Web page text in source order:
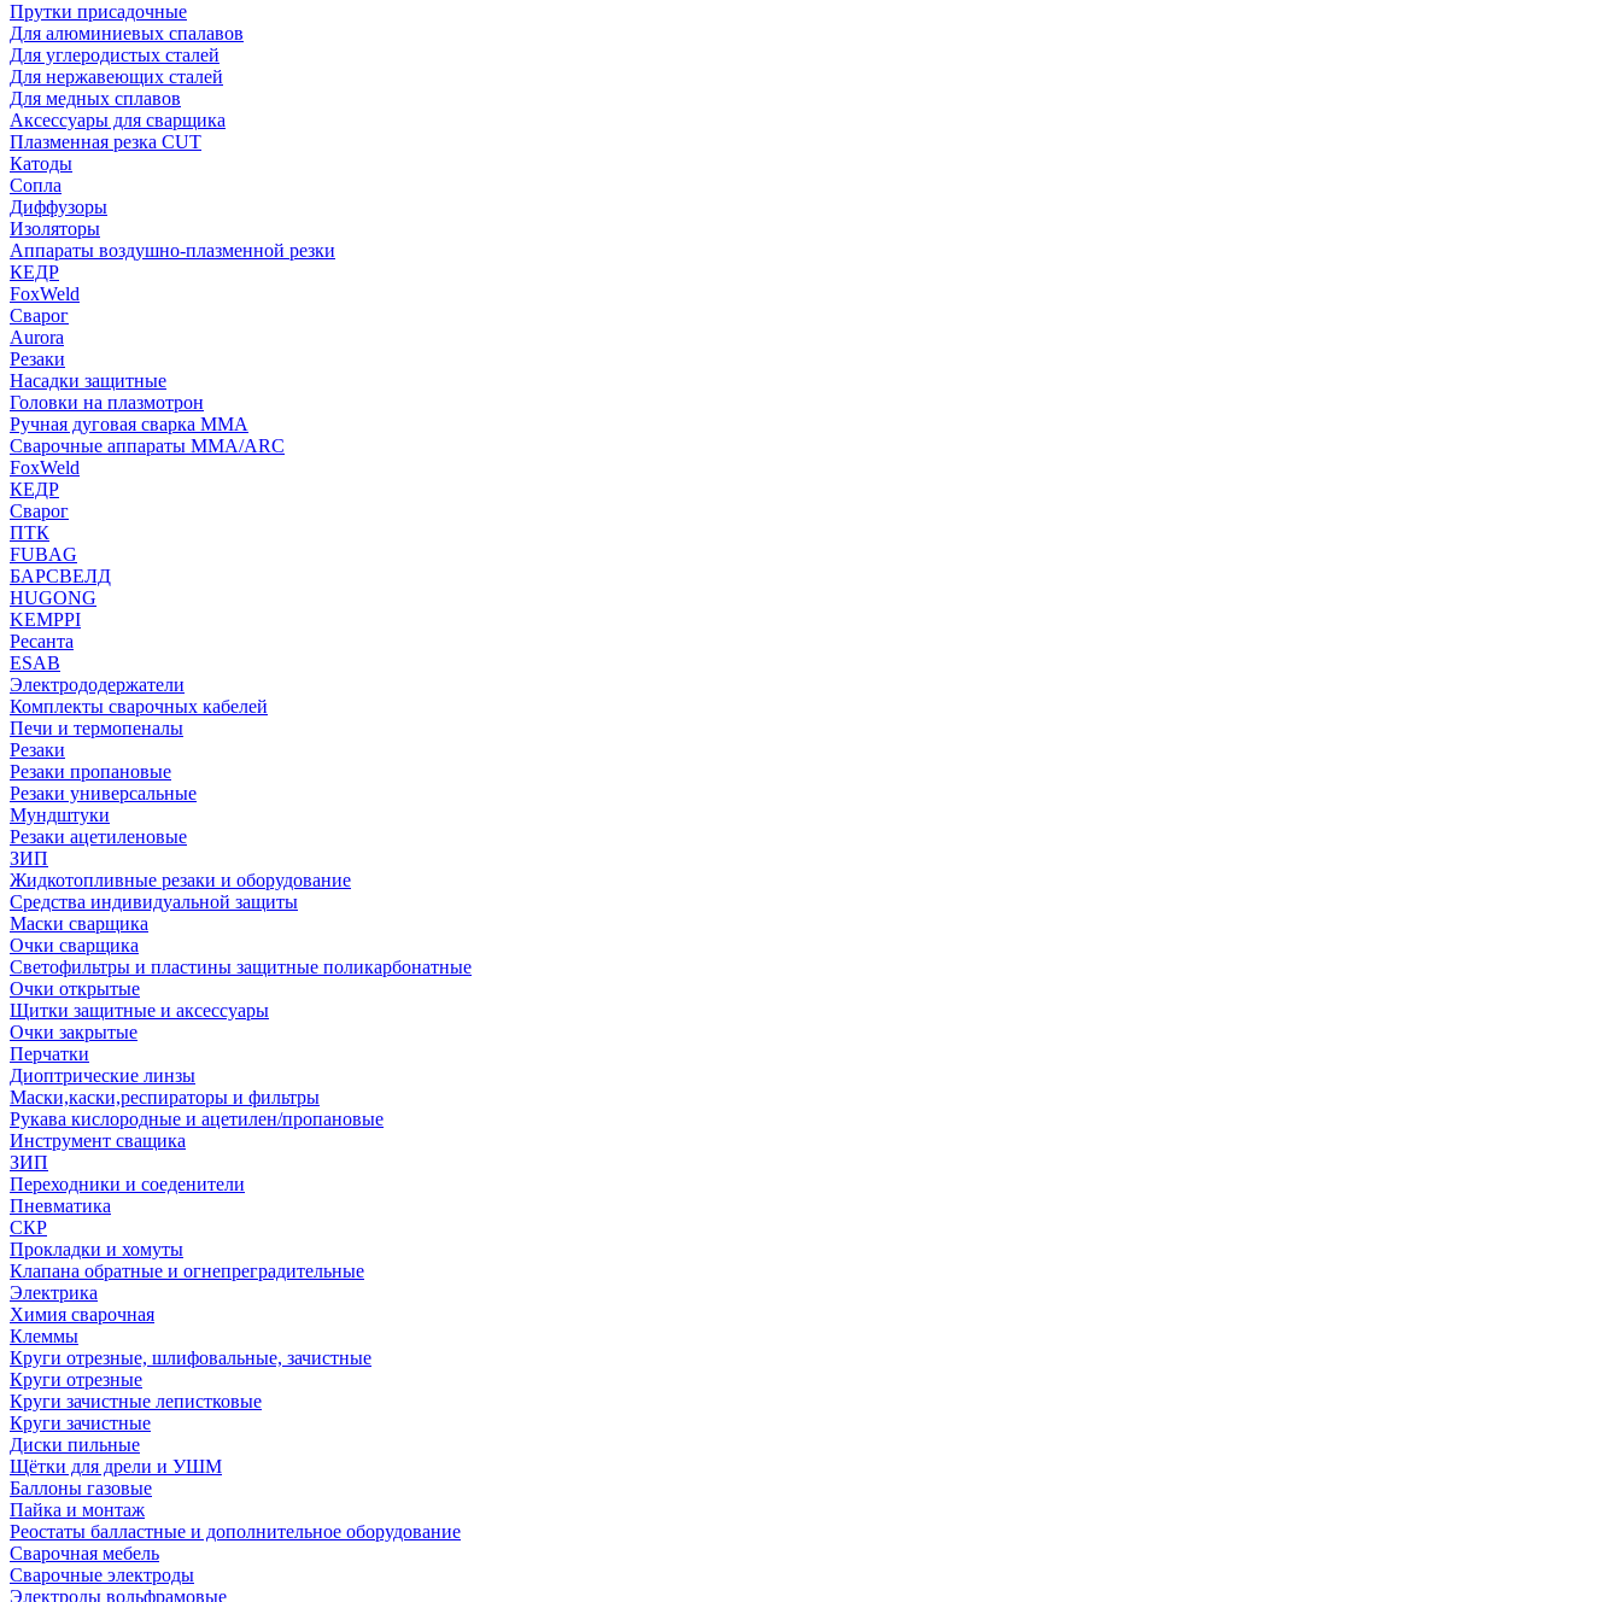
Прутки присадочные
Для алюминиевых спалавов
Для углеродистых сталей
Для нержавеющих сталей
Для медных сплавов
Аксессуары для сварщика
Плазменная резка CUT
Катоды
Сопла
Диффузоры
Изоляторы
Аппараты воздушно-плазменной резки
КЕДР
FoxWeld
Сварог
Aurora
Резаки
Насадки защитные
Головки на плазмотрон
Ручная дуговая сварка MMA
Сварочные аппараты MMA/ARC
FoxWeld
КЕДР
Сварог
ПТК
FUBAG
БАРСВЕЛД
HUGONG
KEMPPI
Ресанта
ESAB
Электрододержатели
Комплекты сварочных кабелей
Печи и термопеналы
Резаки
Резаки пропановые
Резаки универсальные
Мундштуки
Резаки ацетиленовые
ЗИП
Жидкотопливные резаки и оборудование
Средства индивидуальной защиты
Маски сварщика
Очки сварщика
Светофильтры и пластины защитные поликарбонатные
Очки открытые
Щитки защитные и аксессуары
Очки закрытые
Перчатки
Диоптрические линзы
Маски,каски,респираторы и фильтры
Рукава кислородные и ацетилен/пропановые
Инструмент сващика
ЗИП
Переходники и соеденители
Пневматика
СКР
Прокладки и хомуты
Клапана обратные и огнепреградительные
Электрика
Химия сварочная
Клеммы
Круги отрезные, шлифовальные, зачистные
Круги отрезные
Круги зачистные лепистковые
Круги зачистные
Диски пильные
Щётки для дрели и УШМ
Баллоны газовые
Пайка и монтаж
Реостаты балластные и дополнительное оборудование
Сварочная мебель
Cварочные электроды
Электроды вольфрамовые